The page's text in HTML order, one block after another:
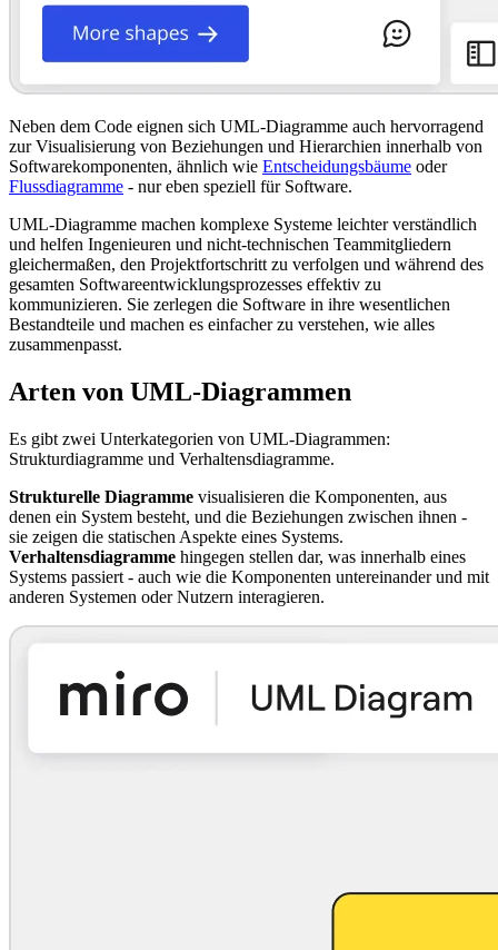
Neben dem Code eignen sich UML-Diagramme auch hervorragend
zur Visualisierung von Beziehungen und Hierarchien innerhalb von
Softwarekomponenten, ähnlich wie Entscheidungsbäume oder
Flussdiagramme - nur eben speziell für Software.
UML-Diagramme machen komplexe Systeme leichter verständlich
und helfen Ingenieuren und nicht-technischen Teammitgliedern
gleichermaßen, den Projektfortschritt zu verfolgen und während des
gesamten Softwareentwicklungsprozesses effektiv zu
kommunizieren. Sie zerlegen die Software in ihre wesentlichen
Bestandteile und machen es einfacher zu verstehen, wie alles
zusammenpasst.
Arten von UML-Diagrammen
Es gibt zwei Unterkategorien von UML-Diagrammen:
Strukturdiagramme und Verhaltensdiagramme.
Strukturelle Diagramme visualisieren die Komponenten, aus
denen ein System besteht, und die Beziehungen zwischen ihnen -
sie zeigen die statischen Aspekte eines Systems.
Verhaltensdiagramme hingegen stellen dar, was innerhalb eines
Systems passiert - auch wie die Komponenten untereinander und mit
anderen Systemen oder Nutzern interagieren.